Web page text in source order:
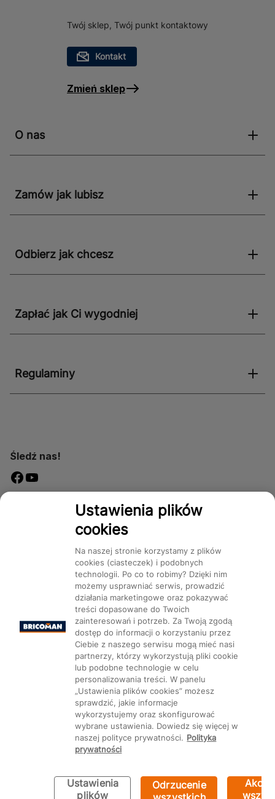
Twój sklep, Twój punkt kontaktowy
Kontakt
Zmień sklep
O nas
Zamów jak lubisz
Odbierz jak chcesz
Zapłać jak Ci wygodniej
Regulaminy
Śledź nas!
Dostępność
Bricoman 2026 ©
Kategorie Produkty Marki CMS
Ustawienia plików cookie
Ustawienia plików
cookies
Na naszej stronie korzystamy z plików
cookies (ciasteczek) i podobnych
technologii. Po co to robimy? Dzięki nim
możemy usprawniać serwis, prowadzić
działania marketingowe oraz pokazywać
treści dopasowane do Twoich
zainteresowań i potrzeb. Za Twoją zgodą
dostęp do informacji o korzystaniu przez
Ciebie z naszego serwisu mogą mieć nasi
partnerzy, którzy wykorzystują pliki cookie
lub podobne technologie w celu
personalizowania treści. W panelu
„Ustawienia plików cookies” możesz
sprawdzić, jakie informacje
wykorzystujemy oraz skonfigurować
wybrane ustawienia. Dowiedz się więcej w
naszej polityce prywatności. Polityka
prywatności
Ustawienia
plików
Odrzucenie